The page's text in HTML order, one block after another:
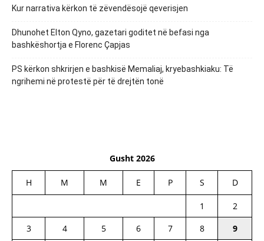
Kur narrativa kërkon të zëvendësojë qeverisjen
Dhunohet Elton Qyno, gazetari goditet në befasi nga
bashkëshortja e Florenc Çapjas
PS kërkon shkrirjen e bashkisë Memaliaj, kryebashkiaku: Të
ngrihemi në protestë për të drejtën tonë
Gusht 2026
H M M E P S D
1
2
3
4 5 6 7 8
9